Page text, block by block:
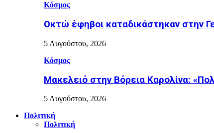
Κόσμος
Οκτώ έφηβοι καταδικάστηκαν στην
5 Αυγούστου, 2026
Κόσμος
Μακελειό στην Βόρεια Καρολίνα:
5 Αυγούστου, 2026
Πολιτική
Πολιτική